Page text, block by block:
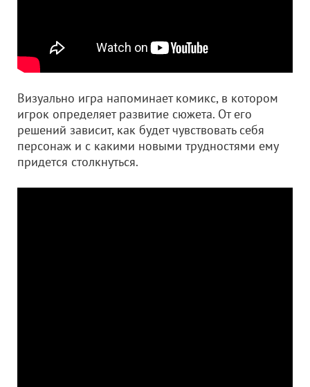
Визуально игра напоминает комикс, в котором
игрок определяет развитие сюжета. От его
решений зависит, как будет чувствовать себя
персонаж и с какими новыми трудностями ему
придется столкнуться.